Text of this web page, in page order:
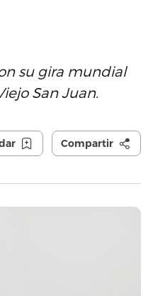
su gira mundial
San Juan.
Compartir